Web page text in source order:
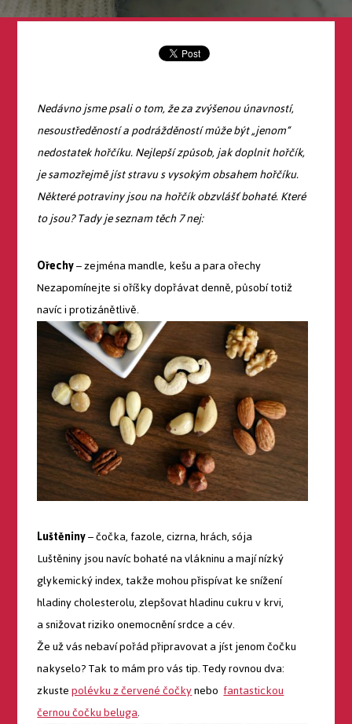
Nedávno jsme psali o tom, že za zvýšenou únavností,
nesoustředěností a podrážděností může být „jenom“
nedostatek hořčíku. Nejlepší způsob, jak doplnit hořčík,
je samozřejmě jíst stravu s vysokým obsahem hořčíku.
Některé potraviny jsou na hořčík obzvlášť bohaté. Které
to jsou? Tady je seznam těch 7 nej:
Ořechy– zejména mandle, kešu a para ořechy
Nezapomínejte si oříšky dopřávat denně, působí totiž
navíc i protizánětlivě.
Luštěniny– čočka, fazole, cizrna, hrách, sója
Luštěniny jsou navíc bohaté na vlákninu a mají nízký
glykemický index, takže mohou přispívat ke snížení
hladiny cholesterolu, zlepšovat hladinu cukru v krvi,
a snižovat riziko onemocnění srdce a cév.
Že už vás nebaví pořád připravovat a jíst jenom čočku
nakyselo? Tak to mám pro vás tip. Tedy rovnou dva:
zkustepolévku z červené čočkynebofantastickou
černou čočku beluga.